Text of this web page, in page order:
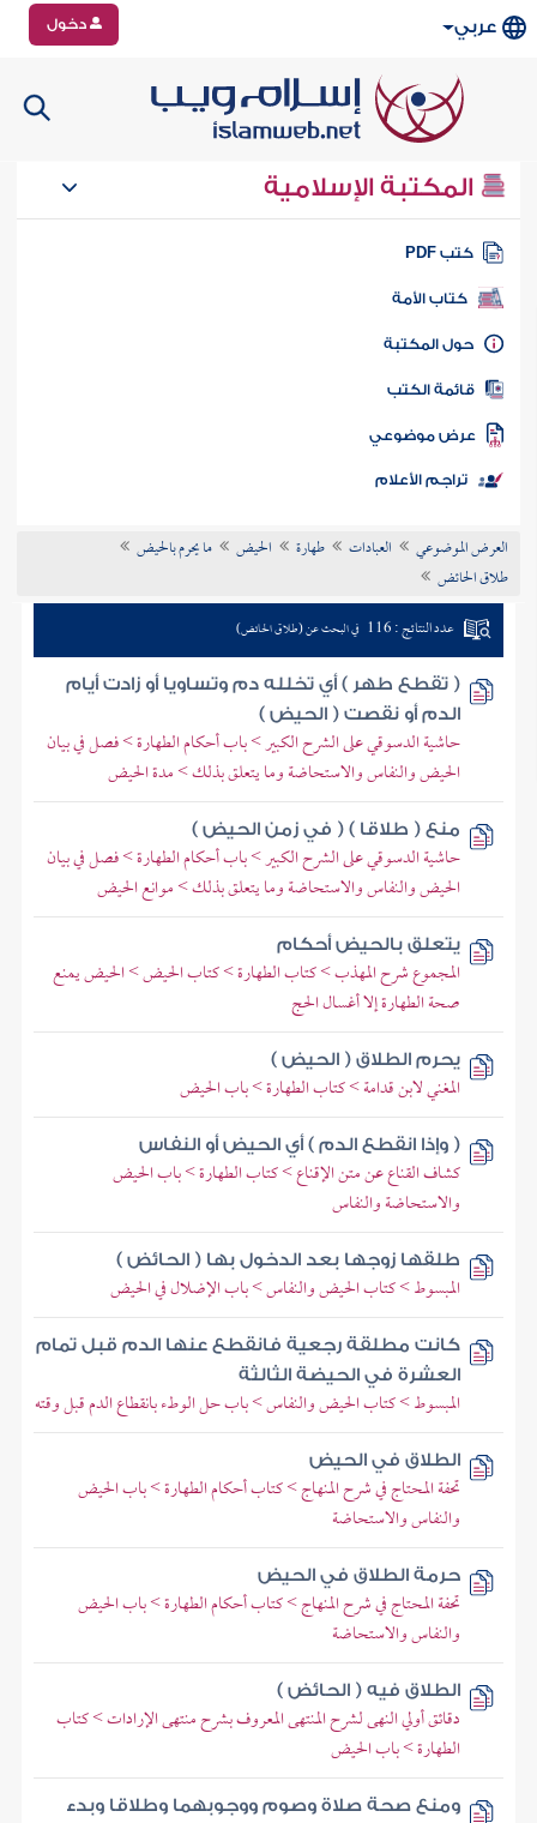
عربي دخول
المكتبة الإسلامية
كتب PDF
كتاب الأمة
المكتبة
الكتب
موضوعي
تراجم الأعلام
العرض الموضوعي العبادات طهارة الحيض
ما يحرم بالحيض
طلاق الحائض
عدد النتائج : 116 في البحث عن (طلاق الحائض)
( تقطع طهر ) أي تخلله دم وتساويا أو زادت أيام
الدم أو نقصت ( الحيض )
حاشية الدسوقي على الشرح الكبير > باب أحكام الطهارة > فصل في بيان
الحيض والنفاس والاستحاضة وما يتعلق بذلك > مدة الحيض
منع ( طلاقا ) ( في زمن الحيض )
حاشية الدسوقي على الشرح الكبير > باب أحكام الطهارة > فصل في بيان
الحيض والنفاس والاستحاضة وما يتعلق بذلك > موانع الحيض
يتعلق بالحيض أحكام
المجموع شرح المهذب > كتاب الطهارة > كتاب الحيض > الحيض يمنع
صحة الطهارة إلا أغسال الحج
يحرم الطلاق ( الحيض )
المغني لابن قدامة > كتاب الطهارة > باب الحيض
( وإذا انقطع الدم ) أي الحيض أو النفاس
كشاف القناع عن متن الإقناع > كتاب الطهارة > باب الحيض
والاستحاضة والنفاس
طلقها زوجها بعد الدخول بها ( الحائض )
المبسوط > كتاب الحيض والنفاس > باب الإضلال في الحيض
كانت مطلقة رجعية فانقطع عنها الدم قبل تمام
العشرة في الحيضة الثالثة
المبسوط > كتاب الحيض والنفاس > باب حل الوطء بانقطاع الدم قبل وقته
الطلاق في الحيض
تحفة المحتاج في شرح المنهاج > كتاب أحكام الطهارة > باب الحيض
والنفاس والاستحاضة
حرمة الطلاق في الحيض
تحفة المحتاج في شرح المنهاج > كتاب أحكام الطهارة > باب الحيض
والنفاس والاستحاضة
الطلاق فيه ( الحائض )
دقائق أولي النهى لشرح المنتهى المعروف بشرح منتهى الإرادات > كتاب
الطهارة > باب الحيض
ومنع صحة صلاة وصوم ووجوبهما وطلاقا وبدء